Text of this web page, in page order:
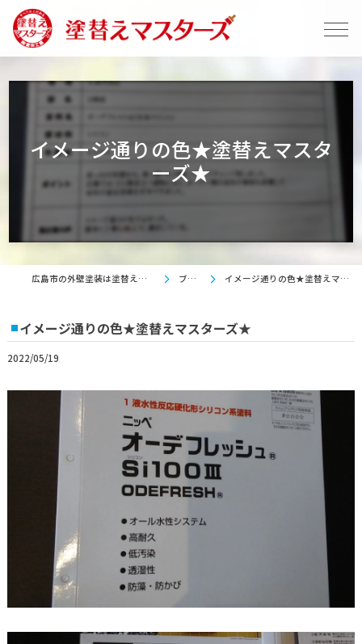
イメージ通りの色★塗替えマスタ
ーズ★
広島市の外壁塗装は塗替えマスターズ ブログ イメージ通りの色★塗替えマスターズ★
イメージ通りの色★塗替えマスターズ★
2022/05/19